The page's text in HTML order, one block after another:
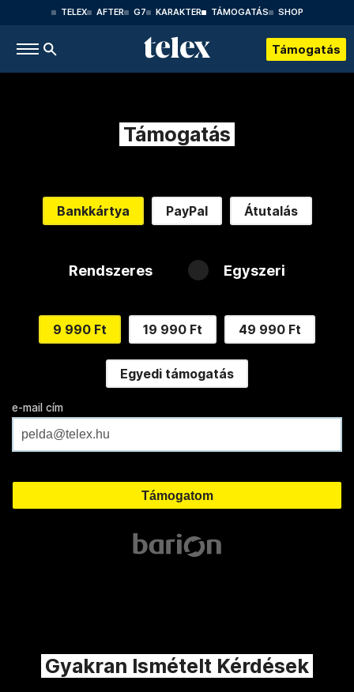
TELEX AFTER G7 KARAKTER TÁMOGATÁS SHOP
Támogatás
Támogatás
Bankkártya PayPal Átutalás
Rendszeres Egyszeri
9 990 Ft 19 990 Ft 49 990 Ft
Egyedi támogatás
e-mail cím
Gyakran Ismételt Kérdések